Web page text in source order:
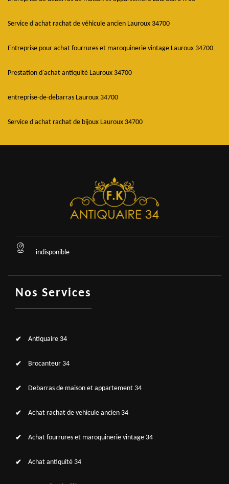
Service d'achat rachat de véhicule ancien Lauroux 34700
Entreprise pour achat fourrures et maroquinerie vintage Lauroux 34700
Prestation d'achat antiquité Lauroux 34700
entreprise-de-debarras Lauroux 34700
Service d'achat rachat de bijoux Lauroux 34700
indisponible
Nos Services
Antiquaire 34
Brocanteur 34
Debarras de maison et appartement 34
Achat rachat de vehicule ancien 34
Achat fourrures et maroquinerie vintage 34
Achat antiquité 34